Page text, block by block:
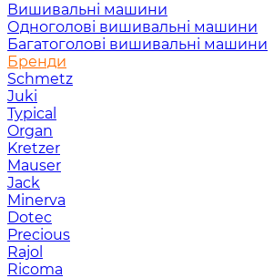
Вишивальні машини
Одноголові вишивальні машини
Багатоголові вишивальні машини
Бренди
Schmetz
Juki
Typical
Organ
Kretzer
Mauser
Jack
Minerva
Dotec
Precious
Rajol
Ricoma